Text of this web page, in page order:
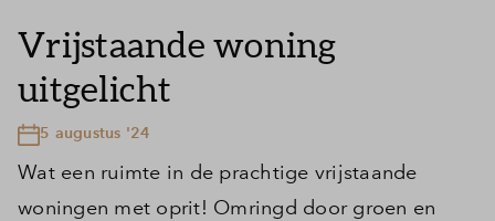
Vrijstaande woning
uitgelicht
5 augustus '24
Wat een ruimte in de prachtige vrijstaande
woningen met oprit! Omringd door groen en